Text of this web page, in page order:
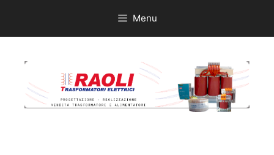
Menu